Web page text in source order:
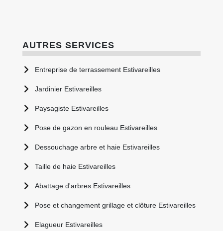
AUTRES SERVICES
Entreprise de terrassement Estivareilles
Jardinier Estivareilles
Paysagiste Estivareilles
Pose de gazon en rouleau Estivareilles
Dessouchage arbre et haie Estivareilles
Taille de haie Estivareilles
Abattage d'arbres Estivareilles
Pose et changement grillage et clôture Estivareilles
Elagueur Estivareilles